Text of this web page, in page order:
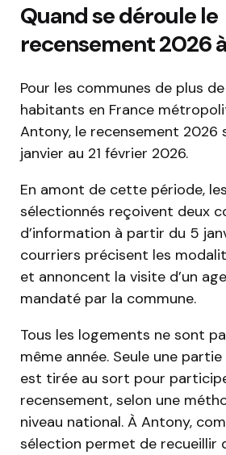
Quand se déroule le
recensement 2026
Pour les communes de plus
habitants en France
Antony, le recensement 2026
janvier au 21 février 2026.
En amont de cette période,
sélectionnés reçoivent deux
d’information à partir du 5
courriers précisent les
et annoncent la visite d’un
mandaté par la commune.
Tous les logements ne sont
même année. Seule une
est tirée au sort pour
recensement, selon une
niveau national. À Antony,
sélection permet de recueillir